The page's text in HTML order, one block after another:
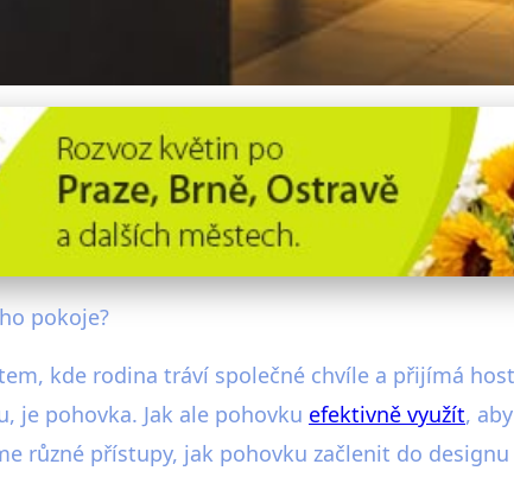
Jak ji správně
pokoje?
kde rodina tráví společné chvíle a přijímá
pohovka. Jak ale pohovku efektivně využít,
různé přístupy, jak pohovku začlenit do